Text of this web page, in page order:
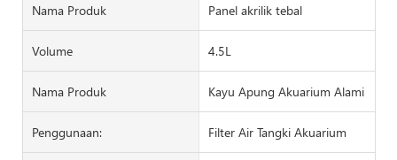
Nama Produk Panel akrilik tebal
Volume 4.5L
Nama Produk Kayu Apung Akuarium Alami
Penggunaan: Filter Air Tangki Akuarium